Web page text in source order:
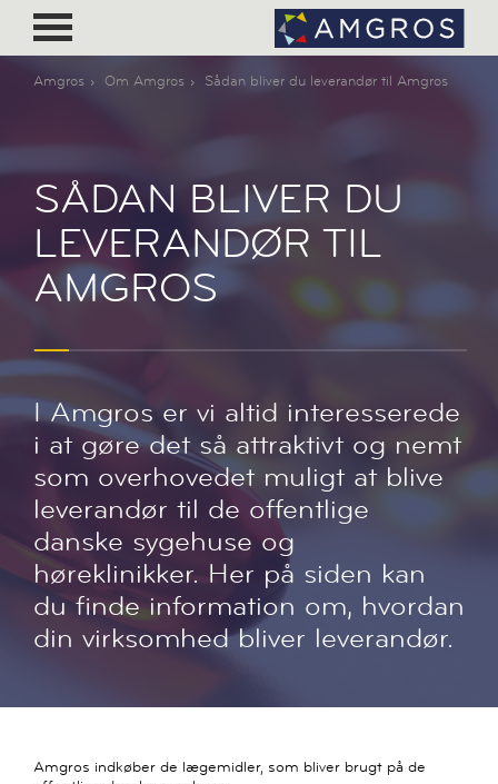
Amgros Om Amgros Sådan bliver du leverandør til Amgros
SÅDAN BLIVER DU
LEVERANDØR TIL
AMGROS
I Amgros er vi altid interesserede
i at gøre det så attraktivt og nemt
som overhovedet muligt at blive
leverandør til de offentlige
danske sygehuse og
høreklinikker. Her på siden kan
du finde information om, hvordan
din virksomhed bliver leverandør.
Amgros indkøber de lægemidler, som bliver brugt på de